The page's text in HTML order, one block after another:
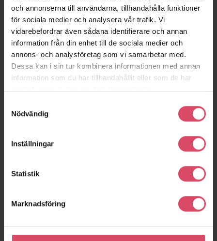
och annonserna till användarna, tillhandahålla funktioner
för sociala medier och analysera vår trafik. Vi
vidarebefordrar även sådana identifierare och annan
information från din enhet till de sociala medier och
annons- och analysföretag som vi samarbetar med.
Dessa kan i sin tur kombinera informationen med annan
information som du har tillhandahållit eller som de har
samlat in när du har använt deras tjänster.
Nödvändig
Inställningar
Statistik
Marknadsföring
Herning